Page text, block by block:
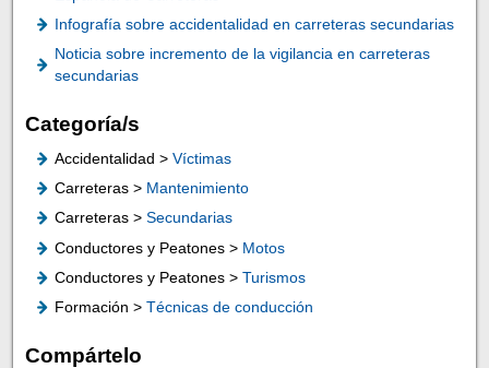
Infografía sobre accidentalidad en carreteras secundarias
Noticia sobre incremento de la vigilancia en carreteras
secundarias
Categoría/s
Accidentalidad > Víctimas
Carreteras > Mantenimiento
Carreteras > Secundarias
Conductores y Peatones > Motos
Conductores y Peatones > Turismos
Formación > Técnicas de conducción
Compártelo